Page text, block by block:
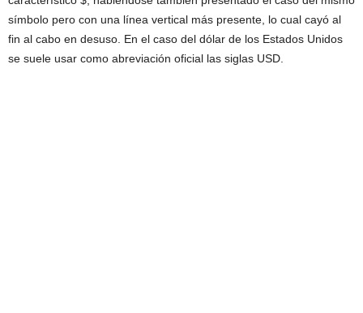
símbolo pero con una línea vertical más presente, lo cual cayó al
fin al cabo en desuso. En el caso del dólar de los Estados Unidos
se suele usar como abreviación oficial las siglas USD.